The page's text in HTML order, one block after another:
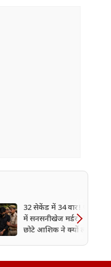
32 सेकेंड में 34 वार! फरीदाबाद
में सनसनीखेज मर्डर, 11 साल
छोटे आशिक ने क्यों ली टीचर की